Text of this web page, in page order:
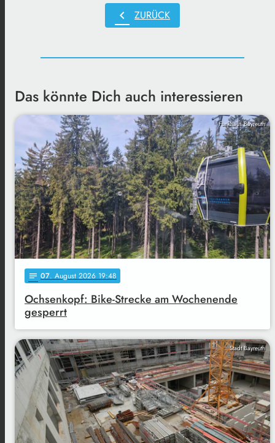
chevron_left ZURÜCK
Das könnte Dich auch interessieren
Funkhaus Bayreuth
notes 07. August 2026 19:48
Ochsenkopf: Bike-Strecke am Wochenende
gesperrt
Stadt Bayreuth